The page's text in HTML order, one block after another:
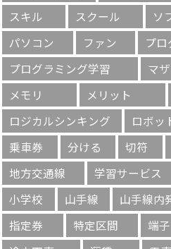
スキル
スクール
ソ
パソコン
ファン
プ
プログラミング学習
マ
メモリ
メリット
ロジカルシンキング
ロボッ
乗車券
分ける 切符
地方交通線
学習サービス
小学校
山手線 山手線内
指定券
特定区間 端子